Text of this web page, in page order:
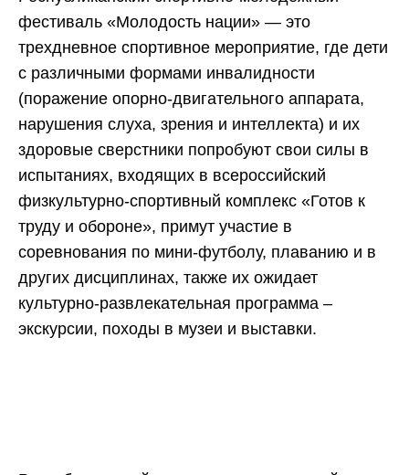
фестиваль «Молодость нации» — это
трехдневное спортивное мероприятие, где дети
с различными формами инвалидности
(поражение опорно-двигательного аппарата,
нарушения слуха, зрения и интеллекта) и их
здоровые сверстники попробуют свои силы в
испытаниях, входящих в всероссийский
физкультурно-спортивный комплекс «Готов к
труду и обороне», примут участие в
соревнования по мини-футболу, плаванию и в
других дисциплинах, также их ожидает
культурно-развлекательная программа –
экскурсии, походы в музеи и выставки.